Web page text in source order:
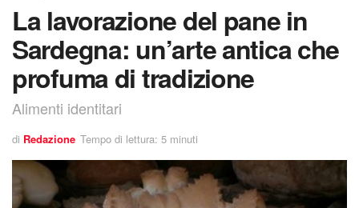
La lavorazione del pane in
Sardegna: un’arte antica che
profuma di tradizione
Alimenti identitari
di Redazione Tempo di lettura: 5 minuti